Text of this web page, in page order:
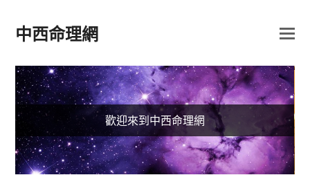
中西命理網
歡迎來到中西命理網